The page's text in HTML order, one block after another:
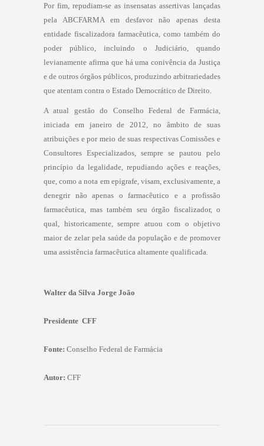
Por fim, repudiam-se as insensatas assertivas lançadas
pela ABCFARMA em desfavor não apenas desta
entidade fiscalizadora farmacêutica, como também do
poder público, incluindo o Judiciário, quando
levianamente afirma que há uma conivência da Justiça
e de outros órgãos públicos, produzindo arbitrariedades
que atentam contra o Estado Democrático de Direito.
A atual gestão do Conselho Federal de Farmácia,
iniciada em janeiro de 2012, no âmbito de suas
atribuições e por meio de suas respectivas Comissões e
Consultores Especializados, sempre se pautou pelo
princípio da legalidade, repudiando ações e reações,
que, como a nota em epígrafe, visam, exclusivamente, a
denegrir não apenas o farmacêutico e a profissão
farmacêutica, mas também seu órgão fiscalizador, o
qual, historicamente, sempre atuou com o objetivo
maior de zelar pela saúde da população e de promover
uma assistência farmacêutica altamente qualificada.
Walter da Silva Jorge João
Presidente  CFF
Fonte: Conselho Federal de Farmácia
Autor: CFF